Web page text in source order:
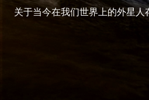
关于当今在我们世界上的外星人